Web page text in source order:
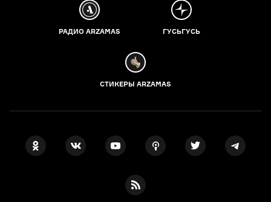
РАДИО ARZAMAS ГУСЬГУСЬ
СТИКЕРЫ ARZAMAS